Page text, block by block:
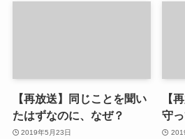
【再放送】同じことを聞い
たはずなのに、なぜ？
2019年5月23日
【
守